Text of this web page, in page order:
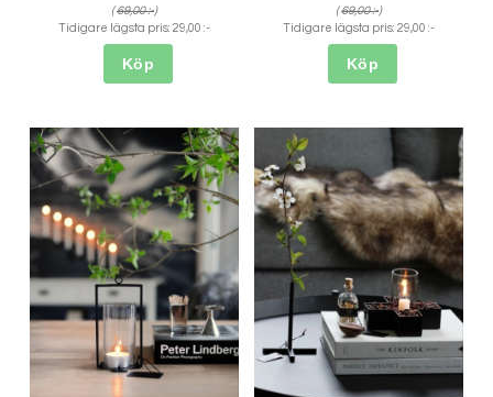
(69,00 :-)
Tidigare lägsta pris: 29,00 :-
Köp
(69,00 :-)
Tidigare lägsta pris: 29,00 :-
Köp